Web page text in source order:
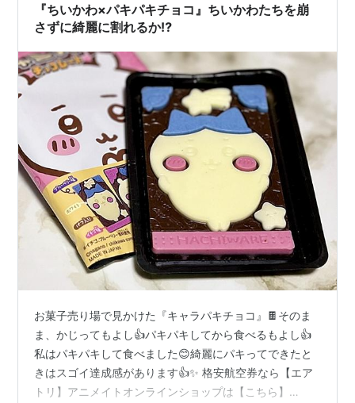
『ちいかわ×パキパキチョコ』ちいかわたちを崩
さずに綺麗に割れるか⁉︎
お菓子売り場で見かけた『キャラパキチョコ』🍫そのま
ま、かじってもよし👍パキパキしてから食べるもよし👍
私はパキパキして食べました😊綺麗にパキってできたと
きはスゴイ達成感があります👍✨ 格安航空券なら【エア
トリ】アニメイトオンラインショップは【こちら】